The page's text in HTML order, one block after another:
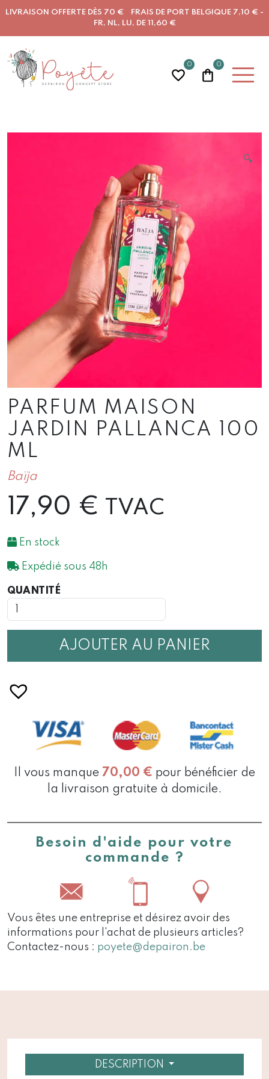
LIVRAISON OFFERTE DÈS 70 € FRAIS DE PORT BELGIQUE 7,10 € -
FR, NL, LU, DE 11,60 €
0 0
🔍
PARFUM MAISON
JARDIN PALLANCA 100
ML
Baïja
17,90 € TVAC
En stock
Expédié sous 48h
QUANTITÉ
MAISON
JARDIN
AJOUTER AU PANIER
Il vous manque 70,00 € pour bénéficier de
la livraison gratuite à domicile.
Besoin d'aide pour votre
commande ?
Vous êtes une entreprise et désirez avoir des
informations pour l'achat de plusieurs articles?
Contactez-nous : poyete@depairon.be
DESCRIPTION